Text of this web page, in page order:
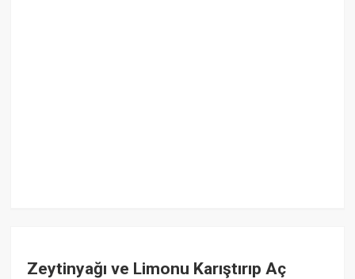
Zeytinyağı ve Limonu Karıştırıp Aç